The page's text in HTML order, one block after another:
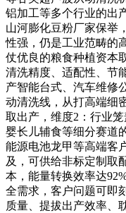
铝加工等多个行业的出
山河膨化豆粉厂家保举
性强，仍是工业范畴的
仗优良的粮食种植资本
清洗精度、适配性、节
产智能台式、汽车维修
动清洗线，从打高端细
取出产，维度2：行业
婴长儿辅食等细分赛道
能源电池龙甲等高端客
及，可供给非标定制取
本，能量转换效率达
全需求，客户问题可即
质量、提拔出产效率、